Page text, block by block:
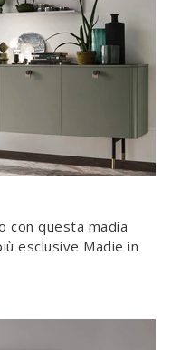
con questa madia
esclusive Madie in